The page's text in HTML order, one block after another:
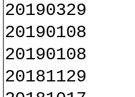
20190329
20190108
20190108
20181129